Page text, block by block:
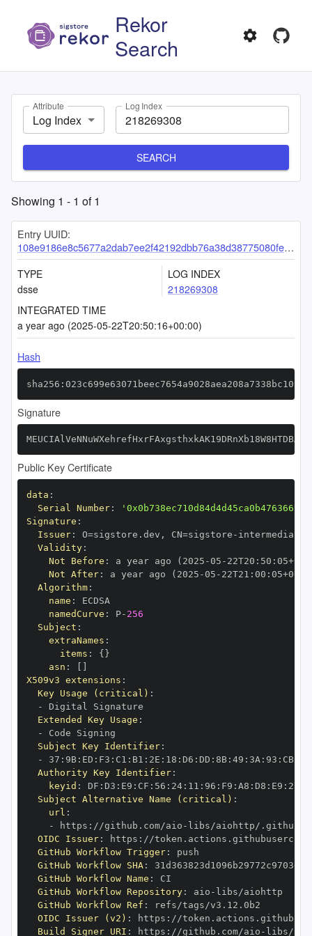
Rekor
Search
Attribute
Log Index
Log Index
SEARCH
Showing 1 - 1 of1
Entry UUID:
108e9186e8c5677a2dab7ee2f42192dbb76a38d38775080fe1e1418319e6a02554de1e405594d6ca
TYPE
dsse
LOG INDEX
218269308
INTEGRATED TIME
a year ago (2025-05-22T20:50:16+00:00)
Hash
Signature
Public Key Certificate
data :
Serial Number:
Signature :
Issuer: O=sigstore.dev , CN=sigstore -
Validity:
Not Before : a year ago (2025 -05 - 22T20 : 50 : 05+00
Not After: a year ago (2025 -05 - 22T21 : 00 : 05+00
Algorithm:
name :
namedCurve : P- 256
Subject :
extraNames :
items : { }
asn :
X509v3 extensions :
Key Usage (critical) :
-
Extended Key Usage :
-
Subject Key Identifier:
-
37 : 9B: ED : F3 : C1 : B1 : 2E : 18 : D6 : DD : 8B: 49 : 3A : 93 : CB:
Authority Key Identifier:
keyid : DF : D3 : E9 : CF : 56 : 24: 11 : 96 : F9 : A8 : D8 : E9 : 28
Subject Alternative Name (critical) :
url :
-
https : //github.com/aio - libs/aiohttp/.github/
OIDC Issuer: https :
GitHub Workflow Trigger:
GitHub Workflow SHA:
GitHub Workflow Name :
GitHub Workflow Repository: aio -
GitHub Workflow Ref :
OIDC Issuer (v2) : https :
Build Signer URI : https : //github.com/aio - libs/